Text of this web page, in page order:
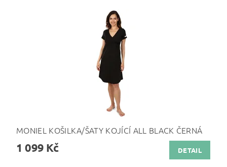
MONIEL KOŠILKA/ŠATY KOJÍCÍ ALL BLACK ČERNÁ
1 099 Kč DETAIL